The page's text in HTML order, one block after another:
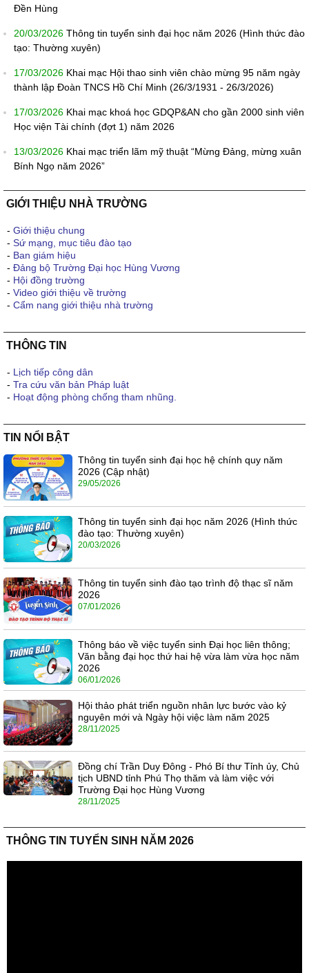
Đền Hùng
20/03/2026 Thông tin tuyển sinh đại học năm 2026 (Hình thức đào
tạo: Thường xuyên)
17/03/2026 Khai mạc Hội thao sinh viên chào mừng 95 năm ngày
thành lập Đoàn TNCS Hồ Chí Minh (26/3/1931 - 26/3/2026)
17/03/2026 Khai mạc khoá học GDQP&AN cho gần 2000 sinh viên
Học viện Tài chính (đợt 1) năm 2026
13/03/2026 Khai mạc triển lãm mỹ thuật “Mừng Đảng, mừng xuân
Bính Ngọ năm 2026”
GIỚI THIỆU NHÀ TRƯỜNG
- Giới thiệu chung
- Sứ mạng, mục tiêu đào tạo
- Ban giám hiệu
- Đảng bộ Trường Đại học Hùng Vương
- Hội đồng trường
- Video giới thiệu về trường
- Cẩm nang giới thiệu nhà trường
THÔNG TIN
- Lịch tiếp công dân
- Tra cứu văn bản Pháp luật
- Hoạt động phòng chống tham nhũng.
TIN NỔI BẬT
Thông tin tuyển sinh đại học hệ chính quy năm
2026 (Cập nhật)
29/05/2026
Thông tin tuyển sinh đại học năm 2026 (Hình thức
đào tạo: Thường xuyên)
20/03/2026
Thông tin tuyển sinh đào tạo trình độ thạc sĩ năm
2026
07/01/2026
Thông báo về việc tuyển sinh Đại học liên thông;
Văn bằng đại học thứ hai hệ vừa làm vừa học năm
2026
06/01/2026
Hội thảo phát triển nguồn nhân lực bước vào kỷ
nguyên mới và Ngày hội việc làm năm 2025
28/11/2025
Đồng chí Trần Duy Đông - Phó Bí thư Tỉnh ủy, Chủ
tịch UBND tỉnh Phú Thọ thăm và làm việc với
Trường Đại học Hùng Vương
28/11/2025
THÔNG TIN TUYỂN SINH NĂM 2026